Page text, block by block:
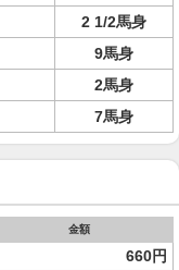
2 1/2馬身
9馬身
2馬身
7馬身
金額
660円